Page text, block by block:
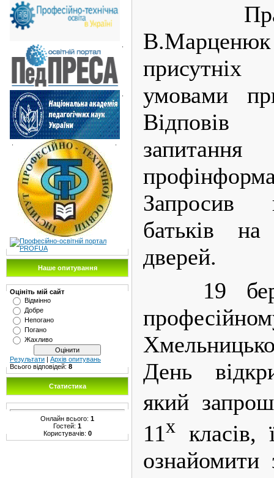
Наше опитування
Оцініть мій сайт
Відмінно
Добре
Непогано
Погано
Жахливо
Результати | Архів опитувань
Всього відповідей: 8
Статистика
Онлайн всього: 1
Гостей: 1
Користувачів: 0
умовами
Запросив
батьків
дверей.
19
День
який
11х класів,
ознайомити